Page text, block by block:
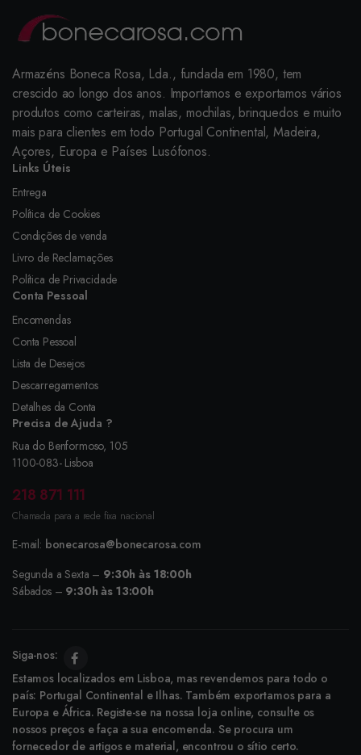
Armazéns Boneca Rosa, Lda., fundada em 1980, tem
crescido ao longo dos anos. Importamos e exportamos vários
produtos como carteiras, malas, mochilas, brinquedos e muito
mais para clientes em todo Portugal Continental, Madeira,
Açores, Europa e Países Lusófonos.
Links Úteis
Entrega
Política de Cookies
Condições de venda
Livro de Reclamações
Política de Privacidade
Conta Pessoal
Encomendas
Conta Pessoal
Lista de Desejos
Descarregamentos
Detalhes da Conta
Precisa de Ajuda ?
Rua do Benformoso, 105
1100-083- Lisboa
218 871 111
Chamada para a rede fixa nacional
E-mail: bonecarosa@bonecarosa.com
Segunda a Sexta – 9:30h às 18:00h
Sábados – 9:30h às 13:00h
Siga-nos:
Estamos localizados em Lisboa, mas revendemos para todo o
país: Portugal Continental e Ilhas. Também exportamos para a
Europa e África. Registe-se na nossa loja online, consulte os
nossos preços e faça a sua encomenda. Se procura um
fornecedor de artigos e material, encontrou o sítio certo.